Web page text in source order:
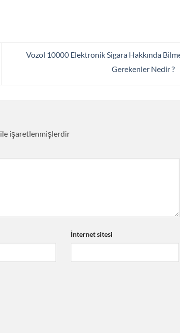
Vozol 10000 Elektronik Sigara Hakkında
Gerekenler Nedir ?
ile işaretlenmişlerdir
İnternet sitesi